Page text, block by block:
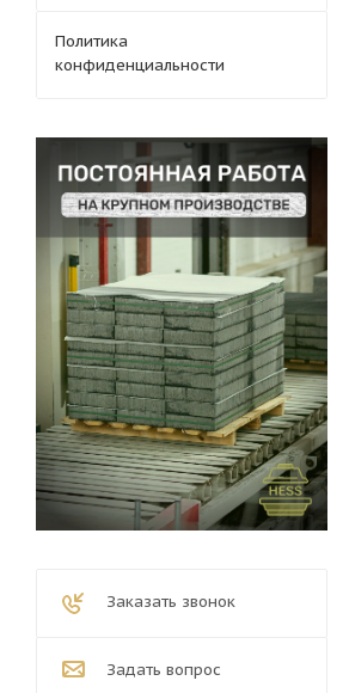
Политика
конфиденциальности
Заказать звонок
Задать вопрос